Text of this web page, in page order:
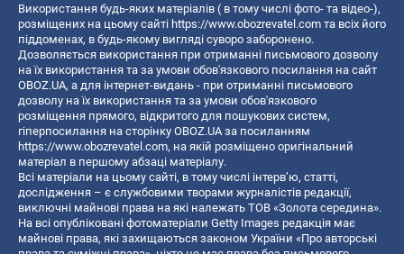
Використання будь-яких матеріалів ( в тому числі фото- та відео-),
розміщених на цьому сайті https://www.obozrevatel.com та всіх його
піддоменах, в будь-якому вигляді суворо заборонено.
Дозволяється використання при отриманні письмового дозволу
на їх використання та за умови обов'язкового посилання на сайт
OBOZ.UA, а для інтернет-видань - при отриманні письмового
дозволу на їх використання та за умови обов'язкового
розміщення прямого, відкритого для пошукових систем,
гіперпосилання на сторінку OBOZ.UA за посиланням
https://www.obozrevatel.com, на якій розміщено оригінальний
матеріал в першому абзаці матеріалу.
Всі матеріали на цьому сайті, в тому числі інтерв’ю, статті,
дослідження – є службовими творами журналістів редакції,
виключні майнові права на які належать ТОВ «Золота середина».
На всі опубліковані фотоматеріали Getty Images редакція має
майнові права, які захищаються законом України «Про авторські